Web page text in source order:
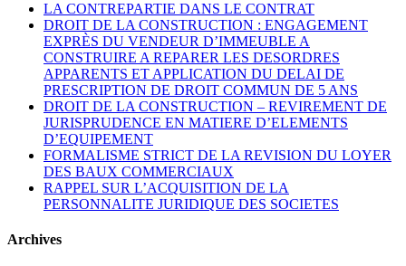
LA CONTREPARTIE DANS LE CONTRAT
DROIT DE LA CONSTRUCTION : ENGAGEMENT
EXPRÈS DU VENDEUR D’IMMEUBLE A
CONSTRUIRE A REPARER LES DESORDRES
APPARENTS ET APPLICATION DU DELAI DE
PRESCRIPTION DE DROIT COMMUN DE 5 ANS
DROIT DE LA CONSTRUCTION – REVIREMENT DE
JURISPRUDENCE EN MATIERE D’ELEMENTS
D’EQUIPEMENT
FORMALISME STRICT DE LA REVISION DU LOYER
DES BAUX COMMERCIAUX
RAPPEL SUR L’ACQUISITION DE LA
PERSONNALITE JURIDIQUE DES SOCIETES
Archives